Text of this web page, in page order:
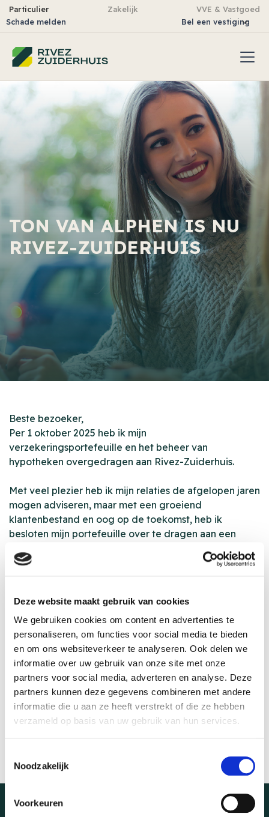
Deze website maakt gebruik van cookies
We gebruiken cookies om content en advertenties te
personaliseren, om functies voor social media te bieden
en om ons websiteverkeer te analyseren. Ook delen we
informatie over uw gebruik van onze site met onze
partners voor social media, adverteren en analyse. Deze
partners kunnen deze gegevens combineren met andere
informatie die u aan ze heeft verstrekt of die ze hebben
verzameld op basis van uw gebruik van hun services.
Noodzakelijk
Voorkeuren
Particulier Zakelijk
VVE & Vastgoed
Schade melden
Bel een vestiging
TON VAN ALPHEN IS NU
RIVEZ-ZUIDERHUIS
Beste bezoeker,
Per 1 oktober 2025 heb ik mijn
verzekeringsportefeuille en het beheer van
hypotheken overgedragen aan Rivez-Zuiderhuis.
Met veel plezier heb ik mijn relaties de afgelopen jaren
mogen adviseren, maar met een groeiend
klantenbestand en oog op de toekomst, heb ik
besloten mijn portefeuille over te dragen aan een
organisatie die dezelfde klantgerichte aanpak
hanteert als u van mij gewend bent.
specialisten van Rivez-Zuiderhuis. Ik dank u hartelijk
voor het vertrouwen de afgelopen jaren en ik weet
zeker dat u bij hen in goede handen bent.
Met vriendelijke groet,
Ton van Alphen
088 – 8000 900